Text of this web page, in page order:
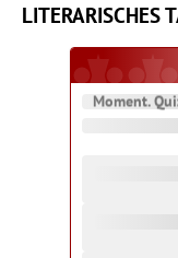
LITERARISCHES
Moment.